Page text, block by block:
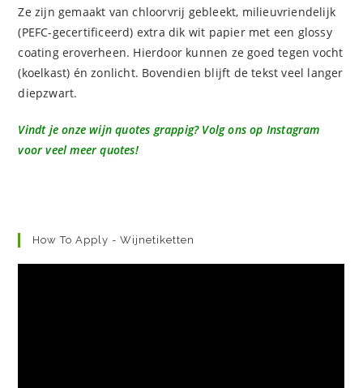
Ze zijn gemaakt van chloorvrij gebleekt, milieuvriendelijk
(PEFC-gecertificeerd) extra dik wit papier met een glossy
coating eroverheen. Hierdoor kunnen ze goed tegen vocht
(koelkast) én zonlicht. Bovendien blijft de tekst veel langer
diepzwart.
Vindt je onze wijn quotes grappig? Volg ons op Instagram
voor veel meer quotes!
How To Apply - Wijnetiketten